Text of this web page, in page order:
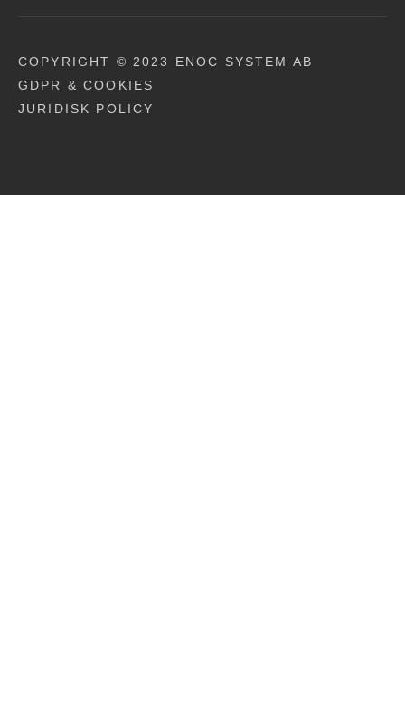
COPYRIGHT © 2023 ENOC SYSTEM AB
GDPR & COOKIES
JURIDISK POLICY